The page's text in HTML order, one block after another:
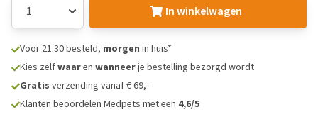
In winkelwagen
Voor 21:30 besteld, morgen in huis*
Kies zelfwaaren wanneerje bestelling bezorgd wordt
Gratis verzending vanaf € 69,-
Klanten beoordelen Medpets met een 4,6/5